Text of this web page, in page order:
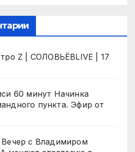
Z | СОЛОВЬЁВLIVE | 17
60 минут Начинка
пункта. Эфир от
Вечер с Владимиром